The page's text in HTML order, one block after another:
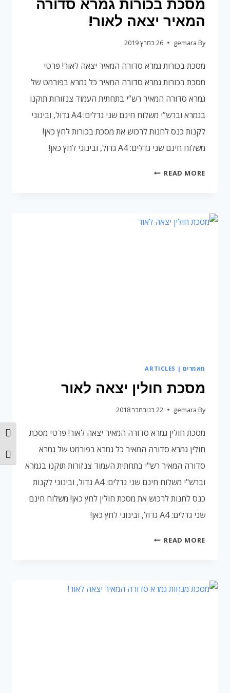
מתג
מסכת בכורות גמרא סדורה
המאיר יצאה לאור!
By
gemara 26 במרץ 2019
מסכת בכורות גמרא סדורה המאיר יצאה לאור! פרטי
מסכת בכורות גמרא סדורה המאיר כל גמרא בפורמט של
גמרא סדורה המאיר רש”י בתחתית העמוד צנזורות תוקנו
בגמרא וברש”י משלוח חינם שני גדלים: A4 גדול, ובינוני
לקנות כנס לחנות לרכוש את מסכת בכורות לחץ כאן!
משלוח חינם שני גדלים: A4 גדול, ובינוני לחץ כאן!
READ MOREמסכת
המאיר
מאמרים | ARTICLES
מסכת חולין יצאה לאור
By
gemara 22 בנובמבר 2018
מסכת חולין גמרא סדורה המאיר יצאה לאור! פרטי מסכת
חולין גמרא סדורה המאיר כל גמרא בפורמט של גמרא
סדורה המאיר רש"י בתחתית העמוד צנזורות תוקנו בגמרא
וברש"י משלוח חינם שני גדלים: A4 גדול, ובינוני לקנות
כנס לחנות לרכוש את מסכת חולין לחץ כאן! משלוח חינם
שני גדלים: A4 גדול, ובינוני לחץ כאן!
READ MOREמסכת